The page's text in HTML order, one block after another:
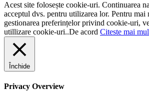
Acest site folosește cookie-uri. Continuarea
acceptul dvs. pentru utilizarea lor. Pentru
gestionarea preferințelor privind cookie-uri,
utillizare cookie-uri..De acord Citeste mai
Închide
Privacy Overview